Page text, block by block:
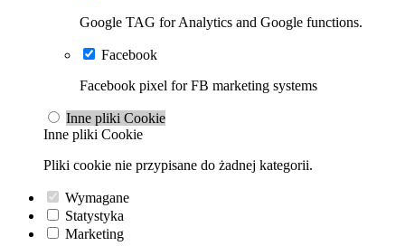
Google TAG for Analytics and Google functions.
Facebook
Facebook pixel for FB marketing systems
Inne pliki Cookie
Inne pliki Cookie
Pliki cookie nie przypisane do żadnej kategorii.
Wymagane
Statystyka
Marketing